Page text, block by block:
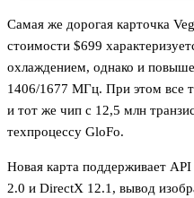
Самая же дорогая карточка
стоимости $699
охлаждением, однако и
1406/1677 МГц. При этом все
и тот же чип с 12,5 млн
техпроцессу GloFo.
Новая карта поддерживает
2.0 и DirectX 12.1, вывод